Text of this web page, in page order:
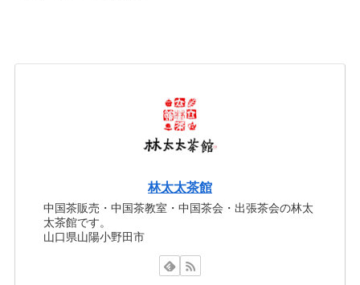
林太太茶館
中国茶販売・中国茶教室・中国茶会・出張茶会の林太
太茶館です。
山口県山陽小野田市